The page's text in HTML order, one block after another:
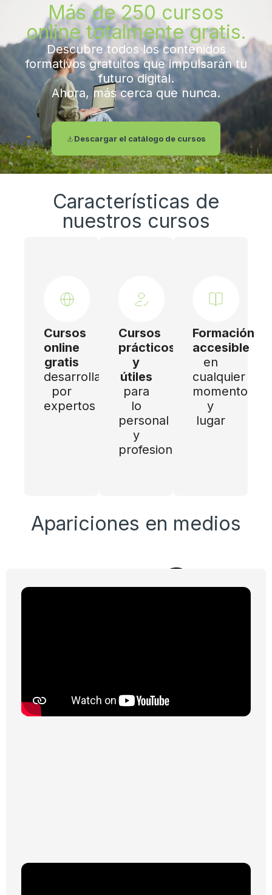
Más de 250 cursos
online totalmente gratis.
Descubre todos los contenidos
formativos gratuitos que impulsarán tu
futuro digital.
Ahora, más cerca que nunca.
Descargar el catálogo de cursos
Características de
nuestros cursos
Cursos
online
gratis
desarrollados
por
expertos
Cursos
prácticos
y
útiles
para
lo
personal
y
profesional
Formación
accesible
en
cualquier
momento
y
lugar
Apariciones en medios